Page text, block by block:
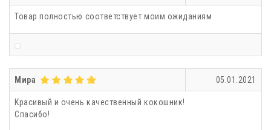
Товар полностью соответствует моим ожиданиям
Мира 05.01.2021
Красивый и очень качественный кокошник!
Спасибо!